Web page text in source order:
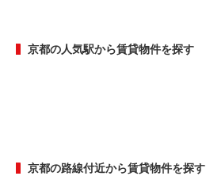
京都の人気駅から賃貸物件を探す
京都の路線付近から賃貸物件を探す